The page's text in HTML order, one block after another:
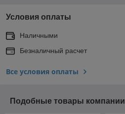
Условия оплаты
Наличными
Безналичный расчет
Все условия оплаты
Подобные товары компании